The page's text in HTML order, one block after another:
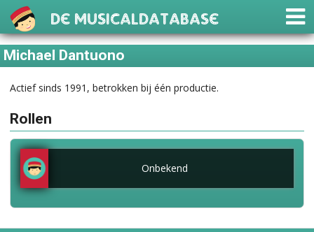
De Musicaldatabase
Michael Dantuono
Actief sinds 1991, betrokken bij één productie.
Rollen
Onbekend